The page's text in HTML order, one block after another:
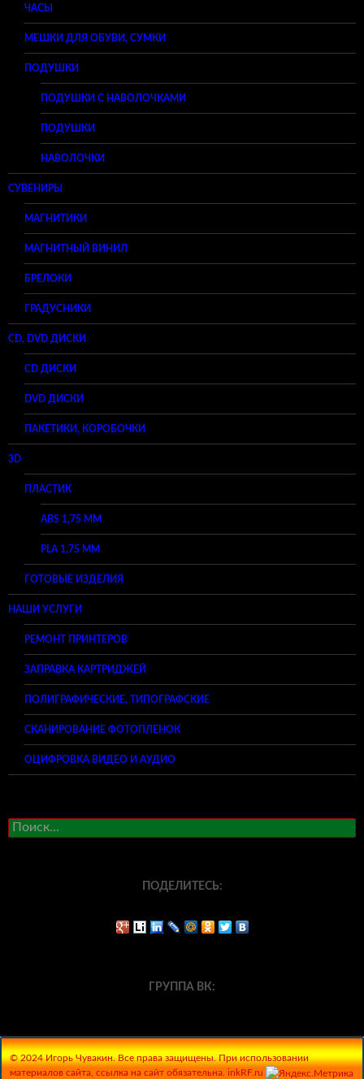
ЧАСЫ
МЕШКИ ДЛЯ ОБУВИ, СУМКИ
ПОДУШКИ
ПОДУШКИ С НАВОЛОЧКАМИ
ПОДУШКИ
НАВОЛОЧКИ
СУВЕНИРЫ
МАГНИТИКИ
МАГНИТНЫЙ ВИНИЛ
БРЕЛОКИ
ГРАДУСНИКИ
CD, DVD ДИСКИ
CD ДИСКИ
DVD ДИСКИ
ПАКЕТИКИ, КОРОБОЧКИ
3D
ПЛАСТИК
ABS 1,75 ММ
PLA 1,75 ММ
ГОТОВЫЕ ИЗДЕЛИЯ
НАШИ УСЛУГИ
РЕМОНТ ПРИНТЕРОВ
ЗАПРАВКА КАРТРИДЖЕЙ
ПОЛИГРАФИЧЕСКИЕ, ТИПОГРАФСКИЕ
СКАНИРОВАНИЕ ФОТОПЛЕНОК
ОЦИФРОВКА ВИДЕО И АУДИО
Найти:
ПОДЕЛИТЕСЬ:
ГРУППА ВК:
© 2024 Игорь Чувакин. Все права защищены. При использовании
материалов сайта, ссылка на сайт обязательна. inkRF.ru